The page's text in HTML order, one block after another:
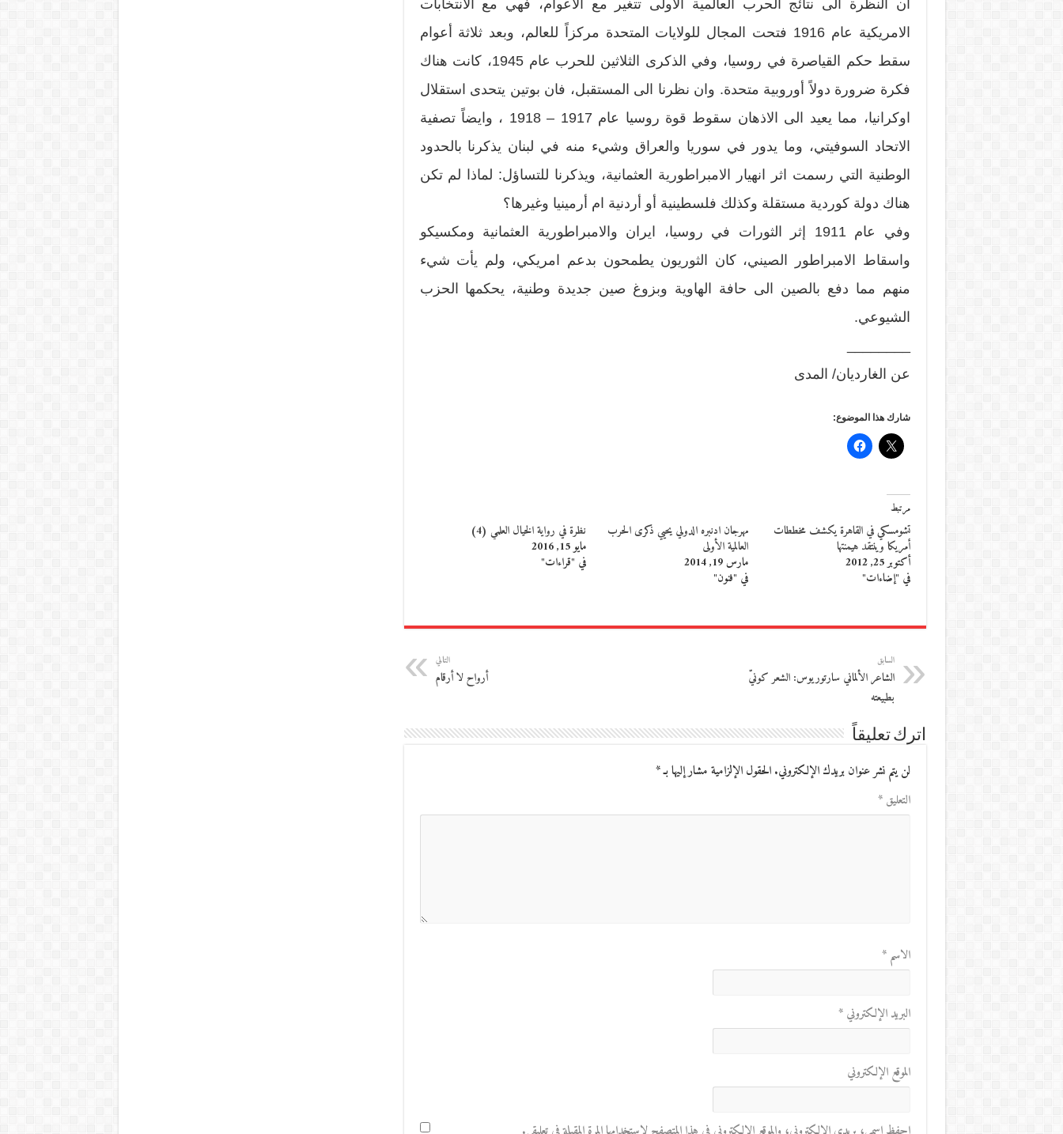
ان النظرة الى نتائج الحرب العالمية الاولى تتغير مع الأعوام، فهي مع الانتخابات
الامريكية عام 1916 فتحت المجال للولايات المتحدة مركزاً للعالم، وبعد ثلاثة أعوام
سقط حكم القياصرة في روسيا، وفي الذكرى الثلاثين للحرب عام 1945، كانت هناك
فكرة ضرورة دولاً أوروبية متحدة. وان نظرنا الى المستقبل، فان بوتين يتحدى استقلال
اوكرانيا، مما يعيد الى الاذهان سقوط قوة روسيا عام 1917 – 1918 ، وايضاً تصفية
الاتحاد السوفيتي، وما يدور في سوريا والعراق وشيء منه في لبنان يذكرنا بالحدود
الوطنية التي رسمت اثر انهيار الامبراطورية العثمانية، ويذكرنا للتساؤل: لماذا لم تكن
هناك دولة كوردية مستقلة وكذلك فلسطينية أو أردنية ام أرمينيا وغيرها؟
وفي عام 1911 إثر الثورات في روسيا، ايران والامبراطورية العثمانية ومكسيكو
واسقاط الامبراطور الصيني، كان الثوريون يطمحون بدعم امريكي، ولم يأت شيء
منهم مما دفع بالصين الى حافة الهاوية وبزوغ صين جديدة وطنية، يحكمها الحزب
الشيوعي.
عن الغارديان/ المدى
شارك هذا الموضوع:
مرتبط
تشومسكي في القاهرة يكشف مخططات
أمريكا وينتقد هيمنتها
أكتوبر 25, 2012
في "إضاءات"
مهرجان ادنبره الدولي يحيي ذكرى الحرب
العالمية الأولى
مارس 19, 2014
في "فنون"
نظرة في رواية الخيال العلمي (4)
مايو 15, 2016
في "قراءات"
السابق
الشاعر الألماني سارتوريوس: الشعر كونيّ
بطبيعته
التالي
أرواح لا أرقام
اترك تعليقاً
لن يتم نشر عنوان بريدك الإلكتروني. الحقول الإلزامية مشار إليها بـ*
التعليق*
الاسم*
البريد الإلكتروني*
الموقع الإلكتروني